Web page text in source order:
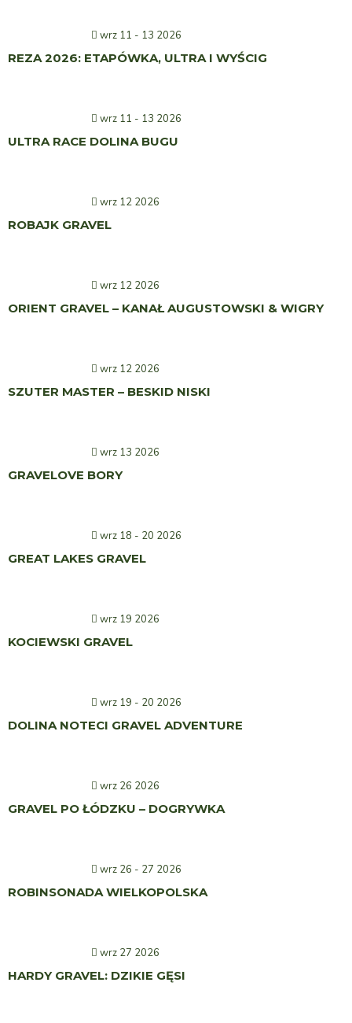
wrz 11 - 13 2026
REZA 2026: ETAPÓWKA, ULTRA I WYŚCIG
wrz 11 - 13 2026
ULTRA RACE DOLINA BUGU
wrz 12 2026
ROBAJK GRAVEL
wrz 12 2026
ORIENT GRAVEL – KANAŁ AUGUSTOWSKI & WIGRY
wrz 12 2026
SZUTER MASTER – BESKID NISKI
wrz 13 2026
GRAVELOVE BORY
wrz 18 - 20 2026
GREAT LAKES GRAVEL
wrz 19 2026
KOCIEWSKI GRAVEL
wrz 19 - 20 2026
DOLINA NOTECI GRAVEL ADVENTURE
wrz 26 2026
GRAVEL PO ŁÓDZKU – DOGRYWKA
wrz 26 - 27 2026
ROBINSONADA WIELKOPOLSKA
wrz 27 2026
HARDY GRAVEL: DZIKIE GĘSI